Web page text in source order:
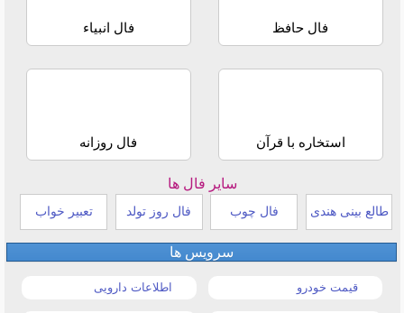
فال حافظ فال انبیاء
استخاره با قرآن فال روزانه
سایر فال ها
طالع بینی هندی فال چوب فال روز تولد تعبیر خواب
سرویس ها
قیمت خودرو اطلاعات دارویی